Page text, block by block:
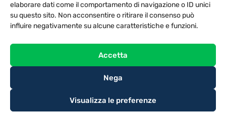
elaborare dati come il comportamento di navigazione o ID unici
su questo sito. Non acconsentire o ritirare il consenso può
influire negativamente su alcune caratteristiche e funzioni.
Accetta
Nega
Visualizza le preferenze
TV LIBERA S.P.A.
Via Monteleonese 95/21 – 51100 Pistoia (PT)
Tel. 0573.9136 / Fax 0573.913615